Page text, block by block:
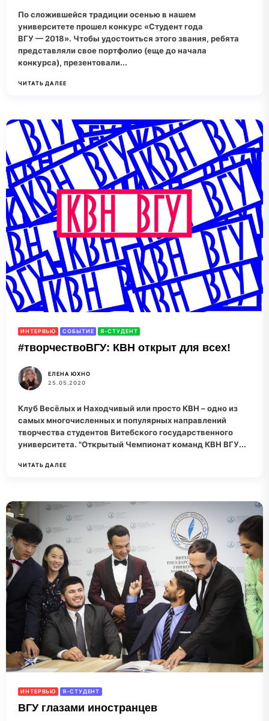
По сложившейся традиции осенью в нашем
университете прошел конкурс «Студент года
ВГУ — 2018». Чтобы удостоиться этого звания, ребята
представляли свое портфолио (еще до начала
конкурса), презентовали...
ЧИТАТЬ ДАЛЕЕ
ИНТЕРВЬЮ СОБЫТИЕ Я-СТУДЕНТ
#творчествоВГУ: КВН открыт для всех!
ЕЛЕНА ЮХНО
25.05.2020
Клуб Весёлых и Находчивый или просто КВН – одно из
самых многочисленных и популярных направлений
творчества студентов Витебского государственного
университета. "Открытый Чемпионат команд КВН ВГУ...
ЧИТАТЬ ДАЛЕЕ
ИНТЕРВЬЮ Я-СТУДЕНТ
ВГУ глазами иностранцев